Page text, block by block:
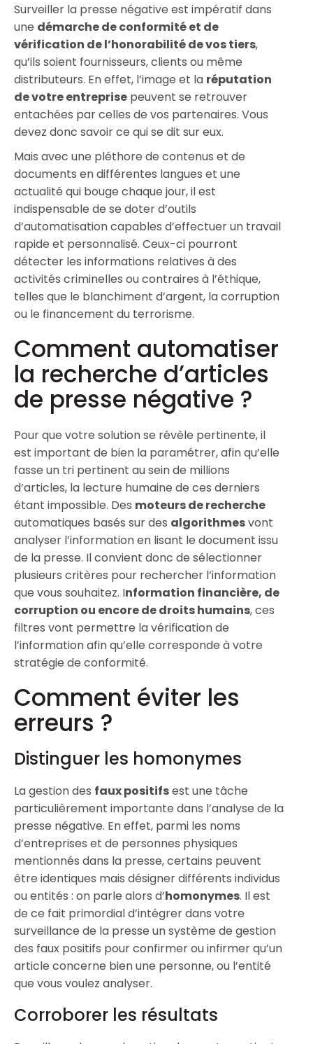
Surveiller la presse négative est impératif dans
une démarche de conformité et de
vérification de l’honorabilité de vos tiers,
qu’ils soient fournisseurs, clients ou même
distributeurs. En effet, l’image et la réputation
de votre entreprise peuvent se retrouver
entachées par celles de vos partenaires. Vous
devez donc savoir ce qui se dit sur eux.
Mais avec une pléthore de contenus et de
documents en différentes langues et une
actualité qui bouge chaque jour, il est
indispensable de se doter d’outils
d’automatisation capables d’effectuer un travail
rapide et personnalisé. Ceux-ci pourront
détecter les informations relatives à des
activités criminelles ou contraires à l’éthique,
telles que le blanchiment d’argent, la corruption
ou le financement du terrorisme.
Comment automatiser
la recherche d’articles
de presse négative ?
Pour que votre solution se révèle pertinente, il
est important de bien la paramétrer, afin qu’elle
fasse un tri pertinent au sein de millions
d’articles, la lecture humaine de ces derniers
étant impossible. Des moteurs de recherche
automatiques basés sur des algorithmesvont
analyser l’information en lisant le document issu
de la presse. Il convient donc de sélectionner
plusieurs critères pour rechercher l’information
que vous souhaitez. Information financière, de
corruption ou encore de droits humains, ces
filtres vont permettre la vérification de
l’information afin qu’elle corresponde à votre
stratégie de conformité.
Comment éviter les
erreurs ?
Distinguer les homonymes
La gestion des faux positifsest une tâche
particulièrement importante dans l’analyse de la
presse négative. En effet, parmi les noms
d’entreprises et de personnes physiques
mentionnés dans la presse, certains peuvent
être identiques mais désigner différents individus
ou entités : on parle alors d’homonymes. Il est
de ce fait primordial d’intégrer dans votre
surveillance de la presse un système de gestion
des faux positifs pour confirmer ou infirmer qu’un
article concerne bien une personne, ou l’entité
que vous voulez analyser.
Corroborer les résultats